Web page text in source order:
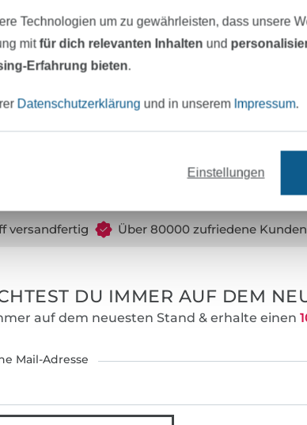
InnenarchitektinBrid Fichtner. Der
steht sinnbildlich für unser Atelier, in dem
kreative Stunden verbringen. Uns beide
versandfertig Über 80000 zufriedene Kunden
DU IMMER AUF DEM
auf dem neuesten Stand & erhalte einen
Mail-Adresse
Technologien um zu gewährleisten, dass unsere
mitfür dich relevanten Inhalten und
Erfahrung bieten.
Datenschutzerklärung und in unserem Impressum.
Einstellungen